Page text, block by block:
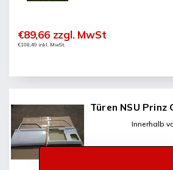
€108,49 inkl. MwSt.
€89,66 zzgl. MwSt
Türen NSU Prinz
Innerhalb